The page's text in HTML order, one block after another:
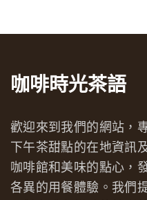
咖啡時光茶語
歡迎來到我們的網站，
下午茶甜點的在地資訊
咖啡館和美味的點心，
各異的用餐體驗。我們